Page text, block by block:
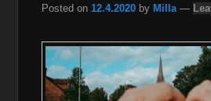
Posted on12.4.2020 by Milla —